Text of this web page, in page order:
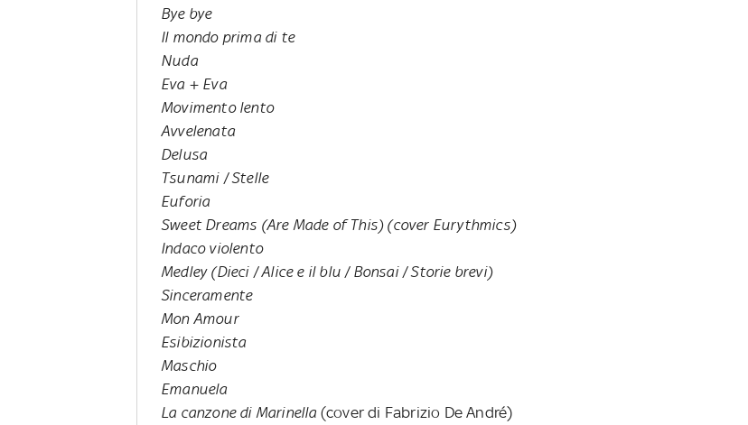
Bye bye
Il mondo prima di te
Nuda
Eva + Eva
Movimento lento
Avvelenata
Delusa
Tsunami / Stelle
Euforia
Sweet Dreams (Are Made of This) (cover Eurythmics)
Indaco violento
Medley (Dieci / Alice e il blu / Bonsai / Storie brevi)
Sinceramente
Mon Amour
Esibizionista
Maschio
Emanuela
La canzone di Marinella (cover di Fabrizio De André)